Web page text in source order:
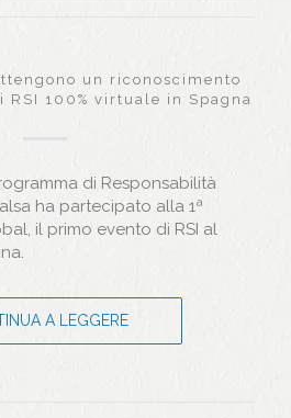
un riconoscimento
100% virtuale in Spagna
di Responsabilità
ha partecipato alla 1ª
il primo evento di RSI al
A LEGGERE